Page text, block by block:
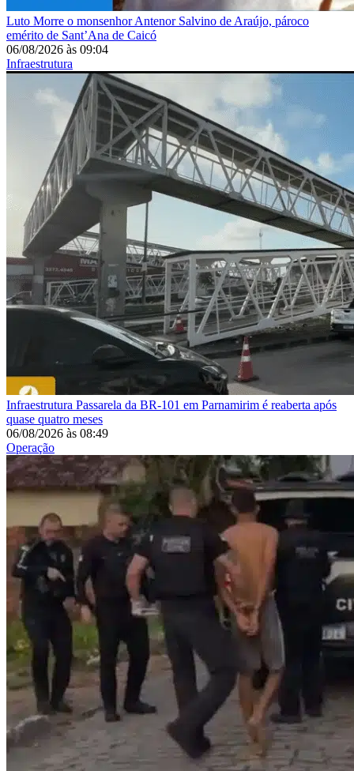
Luto Morre o monsenhor Antenor Salvino de Araújo, pároco
emérito de Sant’Ana de Caicó
06/08/2026 às 09:04
Infraestrutura
Infraestrutura Passarela da BR-101 em Parnamirim é reaberta após
quase quatro meses
06/08/2026 às 08:49
Operação